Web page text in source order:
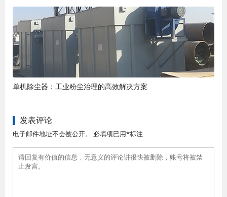
单机除尘器：工业粉尘治理的高效解决方案
发表评论
电子邮件地址不会被公开。 必填项已用*标注